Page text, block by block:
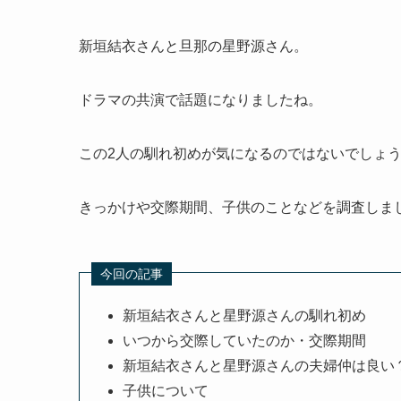
新垣結衣さんと旦那の星野源さん。
ドラマの共演で話題になりましたね。
この2人の馴れ初めが気になるのではないでしょう
きっかけや交際期間、子供のことなどを調査しま
今回の記事
新垣結衣さんと星野源さんの馴れ初め
いつから交際していたのか・交際期間
新垣結衣さんと星野源さんの夫婦仲は良い
子供について